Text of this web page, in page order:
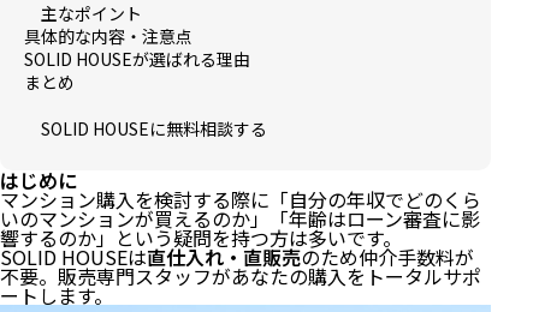
主なポイント
具体的な内容・注意点
SOLID HOUSEが選ばれる理由
まとめ
SOLID HOUSEに無料相談する
はじめに
マンション購入を検討する際に「自分の年収でどのくら
いのマンションが買えるのか」「年齢はローン審査に影
響するのか」という疑問を持つ方は多いです。
SOLID HOUSEは直仕入れ・直販売のため仲介手数料が
不要。販売専門スタッフがあなたの購入をトータルサポ
ートします。